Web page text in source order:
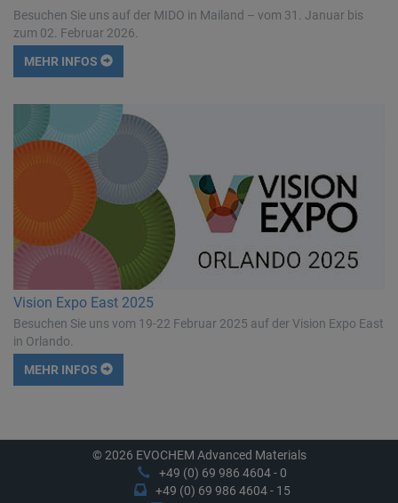
Besuchen Sie uns auf der MIDO in Mailand – vom 31. Januar bis
zum 02. Februar 2026.
MEHR INFOS
Vision Expo East 2025
Besuchen Sie uns vom 19-22 Februar 2025 auf der Vision Expo East
in Orlando.
MEHR INFOS
© 2026 EVOCHEM Advanced Materials
+49 (0) 69 986 4604 - 0
+49 (0) 69 986 4604 - 15